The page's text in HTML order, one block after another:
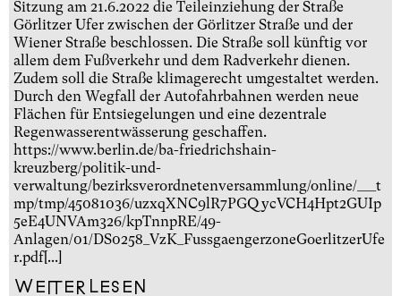
Sitzung am 21.6.2022 die Teileinziehung der Straße
Görlitzer Ufer zwischen der Görlitzer Straße und der
Wiener Straße beschlossen. Die Straße soll künftig vor
allem dem Fußverkehr und dem Radverkehr dienen.
Zudem soll die Straße klimagerecht umgestaltet werden.
Durch den Wegfall der Autofahrbahnen werden neue
Flächen für Entsiegelungen und eine dezentrale
Regenwasserentwässerung geschaffen.
https://www.berlin.de/ba-friedrichshain-
kreuzberg/politik-und-
verwaltung/bezirksverordnetenversammlung/online/___t
mp/tmp/45081036/uzxqXNC9lR7PGQycVCH4Hpt2GUIp
5eE4UNVAm326/kpTnnpRE/49-
Anlagen/01/DS0258_VzK_FussgaengerzoneGoerlitzerUfe
r.pdf[...]
Weiterlesen